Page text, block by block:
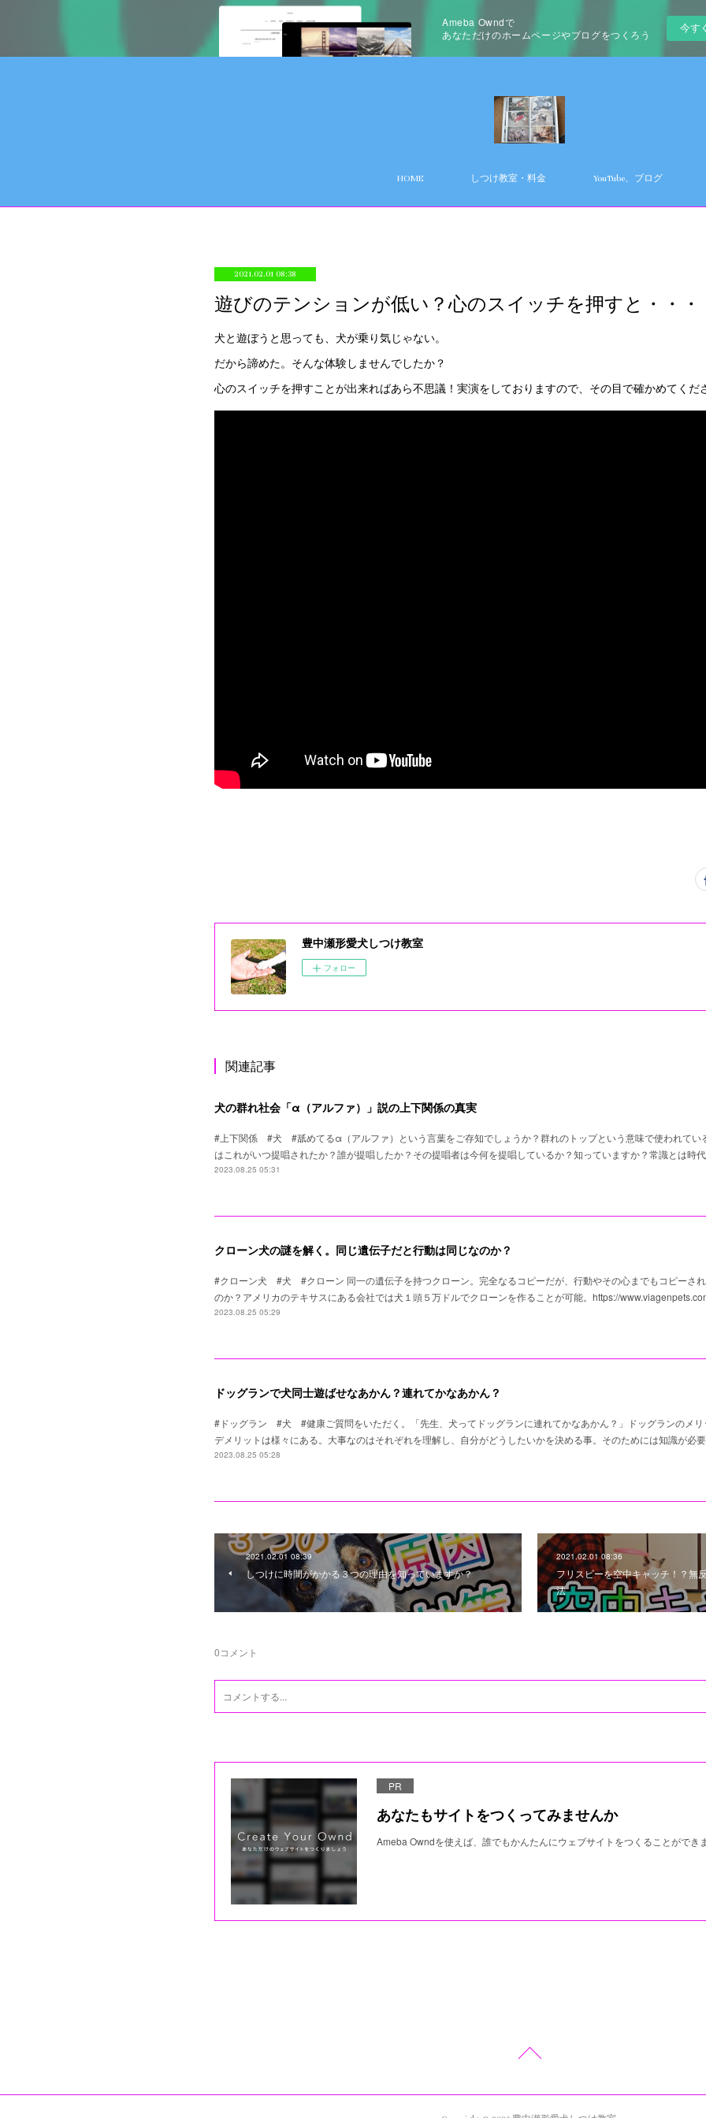
Ameba Owndで
あなただけのホームページやブログをつくろう
今す
HOME しつけ教室・料金 YouTube、ブログ
2021.02.01 08:38
遊びのテンションが低い？心のスイッチを押すと・・・
犬と遊ぼうと思っても、犬が乗り気じゃない。
だから諦めた。そんな体験しませんでしたか？
心のスイッチを押すことが出来ればあら不思議！実演をしておりますので、その目で確かめてくだ
豊中瀬形愛犬しつけ教室
フォロー
関連記事
犬の群れ社会「α（アルファ）」説の上下関係の真実
#上下関係 #犬 #舐めてるα（アルファ）という言葉をご存知でしょうか？群れのトップという意味で使われてい
はこれがいつ提唱されたか？誰が提唱したか？その提唱者は今何を提唱しているか？知っていますか？常識とは時
2023.08.25 05:31
クローン犬の謎を解く。同じ遺伝子だと行動は同じなのか？
#クローン犬 #犬 #クローン 同一の遺伝子を持つクローン。完全なるコピーだが、行動やその心までもコピーさ
のか？アメリカのテキサスにある会社では犬１頭５万ドルでクローンを作ることが可能。https://
2023.08.25 05:29
ドッグランで犬同士遊ばせなあかん？連れてかなあかん？
#ドッグラン #犬 #健康ご質問をいただく。「先生、犬ってドッグランに連れてかなあかん？」ドッグランのメリ
デメリットは様々にある。大事なのはそれぞれを理解し、自分がどうしたいかを決める事。そのためには知識が必
2023.08.25 05:28
2021.02.01 08:39
しつけに時間がかかる３つの理由を知っていますか？
2021.02.01 08:36
フリスビーを空中キャッチ！？無
法
0コメント
PR
あなたもサイトをつくってみませんか
Ameba Owndを使えば、誰でもかんたんにウェブサイトをつくることができ